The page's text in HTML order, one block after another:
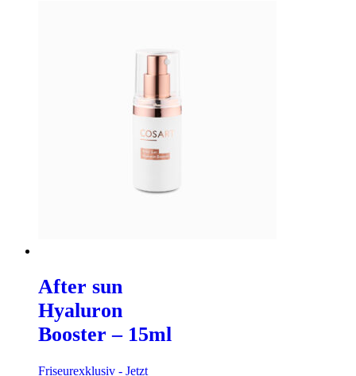
After sun
Hyaluron
Booster – 15ml
Friseurexklusiv - Jetzt